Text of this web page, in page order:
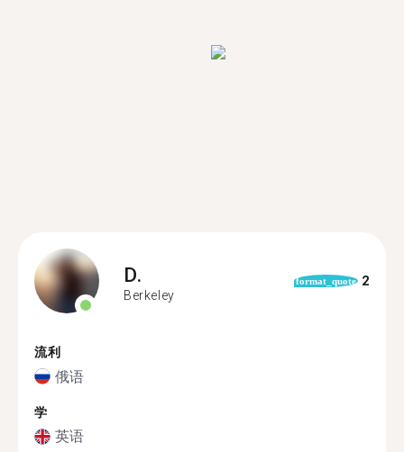
D.
Berkeley
format_quote 2
流利
俄语
学
英语